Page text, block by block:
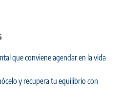
que conviene agendar en la vida
y recupera tu equilibrio con